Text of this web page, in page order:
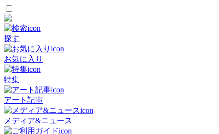
探す
お気に入り
特集
アート記事
メディア&ニュース